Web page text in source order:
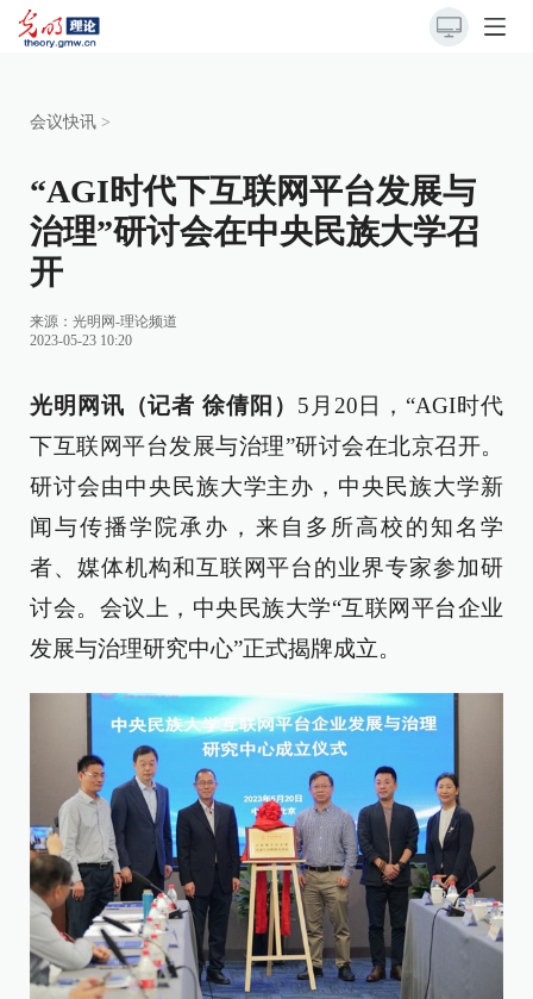
会议快讯 >
“AGI时代下互联网平台发展与
治理”研讨会在中央民族大学召
开
来源： 光明网-理论频道
2023-05-23 10:20
光明网讯（记者 徐倩阳） 5月20日，“AGI时代
下互联网平台发展与治理”研讨会在北京召开。
研讨会由中央民族大学主办，中央民族大学新
闻与传播学院承办，来自多所高校的知名学
者、媒体机构和互联网平台的业界专家参加研
讨会。会议上，中央民族大学“互联网平台企业
发展与治理研究中心”正式揭牌成立。